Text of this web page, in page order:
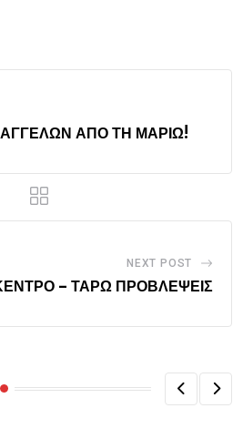
ΑΠΟ ΤΗ ΜΑΡΙΩ!
NEXT POST
– ΤΑΡΩ ΠΡΟΒΛΕΨΕΙΣ